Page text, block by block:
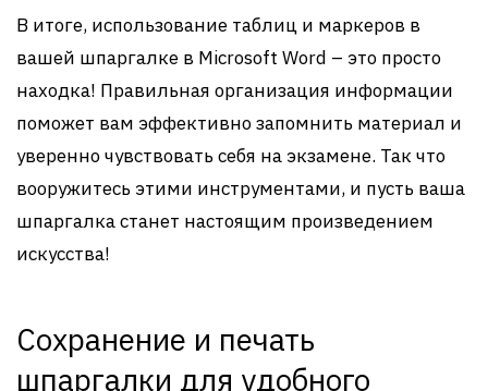
В итоге, использование таблиц и маркеров в
вашей шпаргалке в Microsoft Word – это просто
находка! Правильная организация информации
поможет вам эффективно запомнить материал и
уверенно чувствовать себя на экзамене. Так что
вооружитесь этими инструментами, и пусть ваша
шпаргалка станет настоящим произведением
искусства!
Сохранение и печать
шпаргалки для удобного